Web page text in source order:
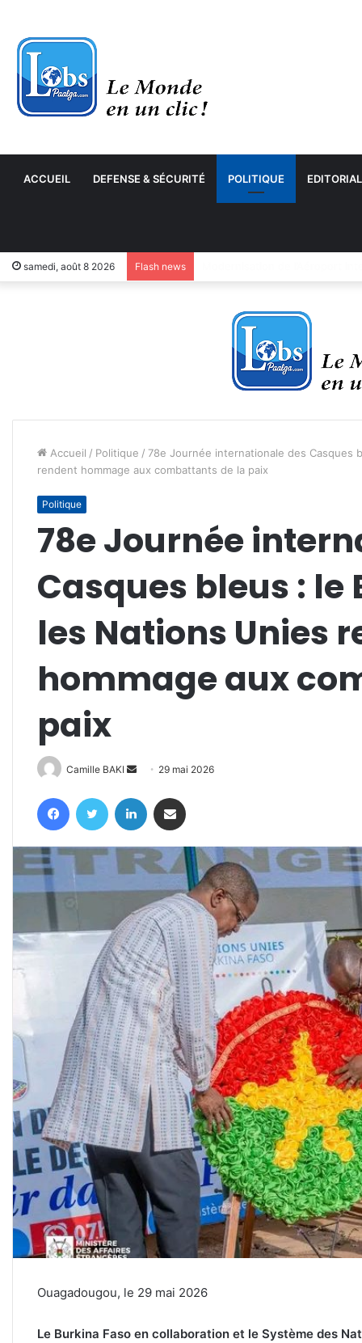
ACCUEIL DEFENSE & SÉCURITÉ POLITIQUE EDITORIAL
samedi, août 8 2026 Flash news
Accueil / Politique / 78e Journée internationale des Casques
rendent hommage aux combattants de la paix
Politique
78e Journée
Casques bleus : le
les Nations Unies
hommage aux
paix
Camille BAKI
Envoyer
courriel
29 mai 2026
FacebookTwitter Linkedin
Ouagadougou, le 29 mai 2026
Le Burkina Faso en collaboration et le Système des